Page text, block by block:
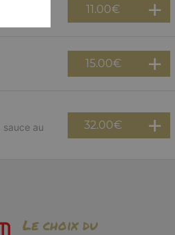
11.00€
15.00€
au
32.00€
Le choix du